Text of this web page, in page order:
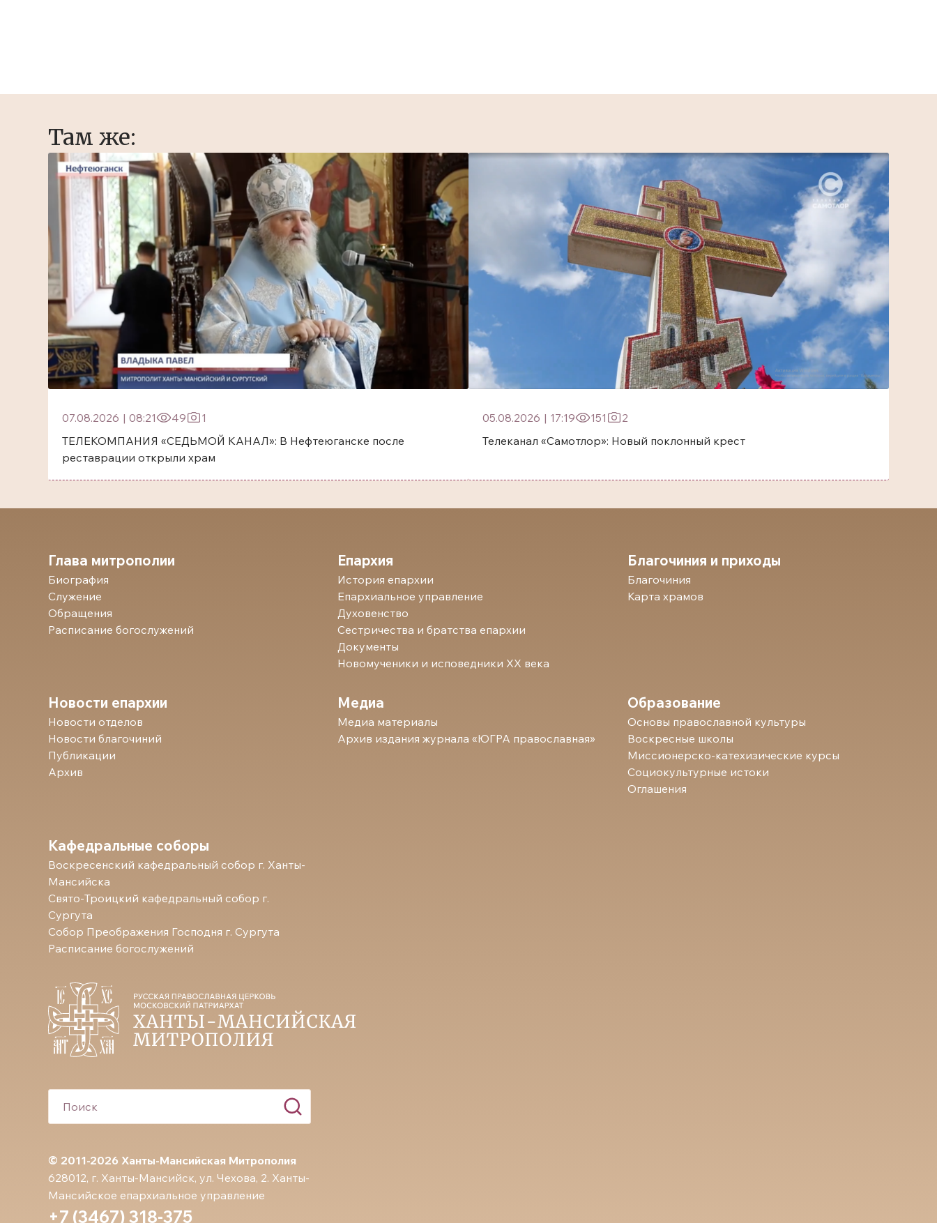
Там же:
07.08.2026 | 08:21 49
1
ТЕЛЕКОМПАНИЯ «СЕДЬМОЙ КАНАЛ»: В Нефтеюганске после
реставрации открыли храм
05.08.2026 | 17:19 151
2
Телеканал «Самотлор»: Новый поклонный крест
© 2011-2026 Ханты-Мансийская Митрополия
628012, г. Ханты-Мансийск, ул. Чехова, 2. Ханты-
Мансийское епархиальное управление
+7 (3467) 318-375
Глава митрополии
Биография
Служение
Обращения
Расписание богослужений
Епархия
История епархии
Епархиальное управление
Духовенство
Сестричества и братства епархии
Документы
Новомученики и исповедники ХХ века
Благочиния и приходы
Благочиния
Карта храмов
Новости епархии
Новости отделов
Новости благочиний
Публикации
Архив
Медиа
Медиа материалы
Архив издания журнала «ЮГРА православная»
Образование
Основы православной культуры
Воскресные школы
Миссионерско-катехизические курсы
Социокультурные истоки
Оглашения
Кафедральные соборы
Воскресенский кафедральный собор г. Ханты-
Мансийска
Свято-Троицкий кафедральный собор г.
Сургута
Собор Преображения Господня г. Сургута
Расписание богослужений